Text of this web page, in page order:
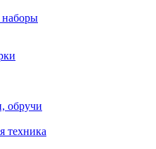
наборы
обручи
техника